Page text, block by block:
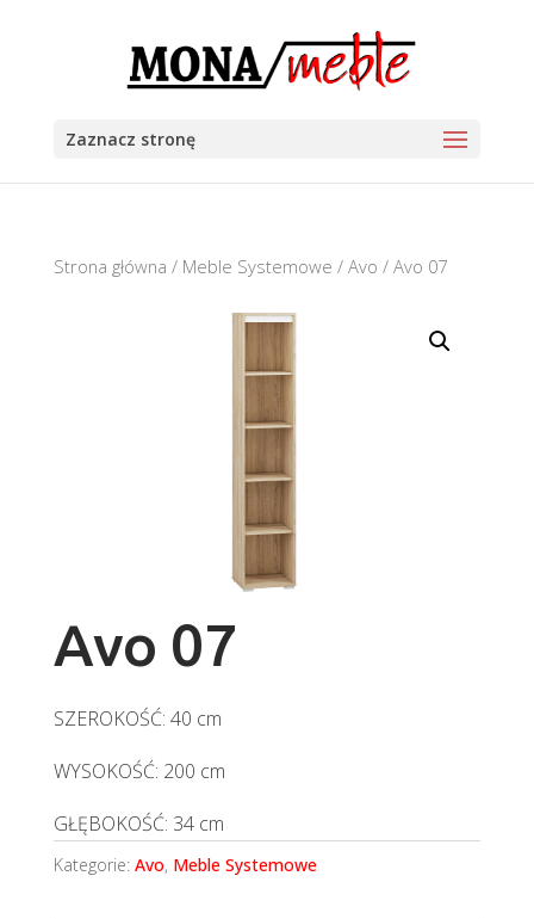
Zaznacz stronę
Strona główna / Meble Systemowe / Avo / Avo 07
Avo 07
SZEROKOŚĆ: 40 cm
WYSOKOŚĆ: 200 cm
GŁĘBOKOŚĆ: 34 cm
Kategorie: Avo, Meble Systemowe